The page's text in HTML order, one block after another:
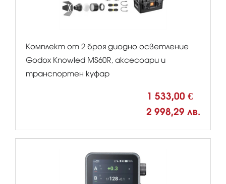
Комплект от 2 броя диодно осветление
Godox Knowled MS60R, аксесоари и
транспортен куфар
1 533,00 €
2 998,29 лв.